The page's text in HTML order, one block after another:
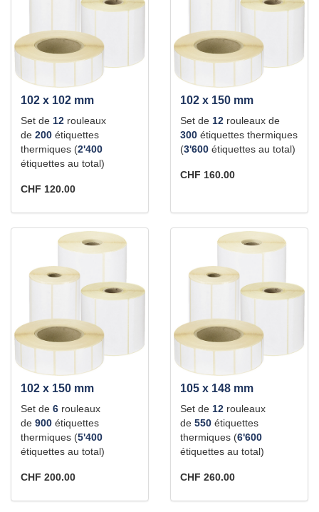
102 x 102 mm
Set de 12 rouleaux
de 200 étiquettes
thermiques (2'400
étiquettes au total)
CHF 120.00
102 x 150 mm
Set de 12 rouleaux de
300 étiquettes thermiques
(3'600 étiquettes au total)
CHF 160.00
102 x 150 mm
Set de 6 rouleaux
de 900 étiquettes
thermiques (5'400
étiquettes au total)
CHF 200.00
105 x 148 mm
Set de 12 rouleaux
de 550 étiquettes
thermiques (6'600
étiquettes au total)
CHF 260.00